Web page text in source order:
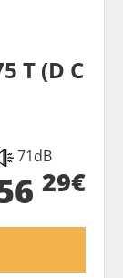
T (D C
71dB
29€